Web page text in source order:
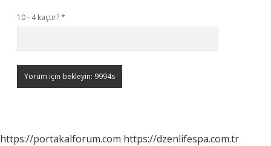
10 - 4 kaçtır?*
https://portakalforum.com https://dzenlifespa.com.tr